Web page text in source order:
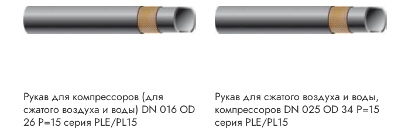
Рукав для компрессоров (для
сжатого воздуха и воды) DN 016 OD
26 P=15 серия PLE/PL15
Рукав для сжатого воздуха и воды,
компрессоров DN 025 OD 34 P=15
серия PLE/PL15